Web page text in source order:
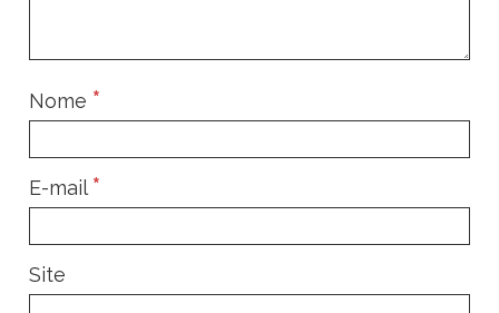
Nome *
E-mail*
Site